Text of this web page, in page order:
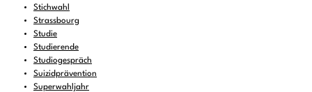
Stichwahl
Strassbourg
Studie
Studierende
Studiogespräch
Suizidprävention
Superwahljahr